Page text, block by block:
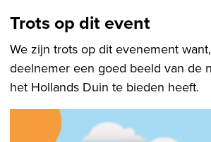
Trots op dit event
We zijn trots op dit evenement
deelnemer een goed beeld van de
het Hollands Duin te bieden heeft.